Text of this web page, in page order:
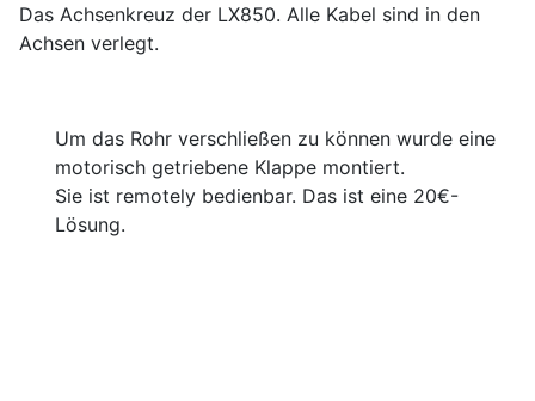
Das Achsenkreuz der LX850. Alle Kabel sind in den
Achsen verlegt.
Um das Rohr verschließen zu können wurde eine
motorisch getriebene Klappe montiert.
Sie ist remotely bedienbar. Das ist eine 20€-
Lösung.